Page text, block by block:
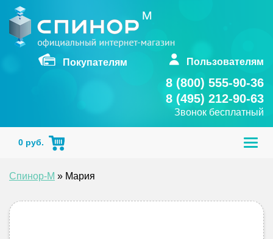
Skip
Покупателям Пользователям
8 (800) 555-90-36
8 (495) 212-90-63
Звонок бесплатный
0 руб.
Спинор-М » Мария